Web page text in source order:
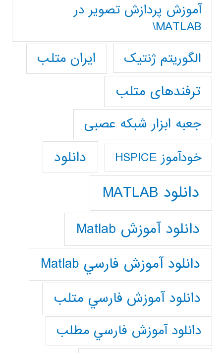
آموزش پردازش تصوير در
MATLAB\
الگوریتم ژنتیک
ایران متلب
ترفندهای متلب
جعبه ابزار شبکه عصبی
خودآموز HSPICE دانلود
دانلود MATLAB
دانلود آموزش Matlab
دانلود آموزش فارسي Matlab
دانلود آموزش فارسي متلب
دانلود آموزش فارسي مطلب